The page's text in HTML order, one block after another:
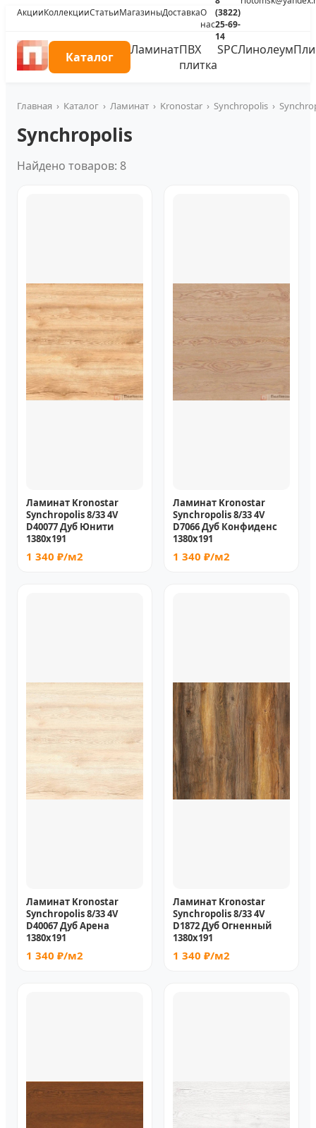
АкцииКоллекцииСтатьиМагазиныДоставкаО
нас
(3822)
25-69-
14
Каталог ЛаминатПВХ
плитка
SPCЛинолеум
Главная › Каталог › Ламинат › Kronostar › Synchropolis ›
Synchropolis
Найдено товаров: 8
Ламинат Kronostar
Synchropolis 8/33 4V
D40077 Дуб Юнити
1380x191
1 340 ₽/м2
Ламинат Kronostar
Synchropolis 8/33 4V
D7066 Дуб Конфиденс
1380x191
1 340 ₽/м2
Ламинат Kronostar
Synchropolis 8/33 4V
D40067 Дуб Арена
1380x191
1 340 ₽/м2
Ламинат Kronostar
Synchropolis 8/33 4V
D1872 Дуб Огненный
1380x191
1 340 ₽/м2